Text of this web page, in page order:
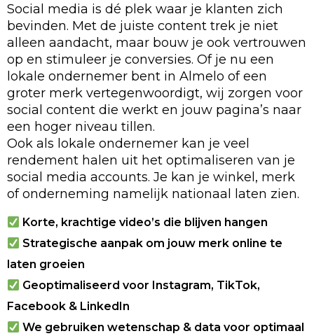
Social media is dé plek waar je klanten zich
bevinden. Met de juiste content trek je niet
alleen aandacht, maar bouw je ook vertrouwen
op en stimuleer je conversies. Of je nu een
lokale ondernemer bent in Almelo of een
groter merk vertegenwoordigt, wij zorgen voor
social content die werkt en jouw pagina’s naar
een hoger niveau tillen.
Ook als lokale ondernemer kan je veel
rendement halen uit het optimaliseren van je
social media accounts. Je kan je winkel, merk
of onderneming namelijk nationaal laten zien.
Korte, krachtige video’s die blijven hangen
Strategische aanpak om jouw merk online te
laten groeien
Geoptimaliseerd voor Instagram, TikTok,
Facebook & LinkedIn
We gebruiken wetenschap & data voor optimaal